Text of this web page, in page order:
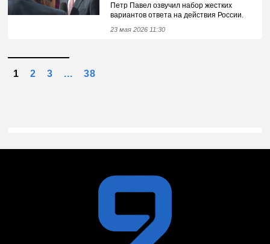
Петр Павел озвучил набор жестких
вариантов ответа на действия России.
23 мая 2026 11:30
1 2 3 ... 38